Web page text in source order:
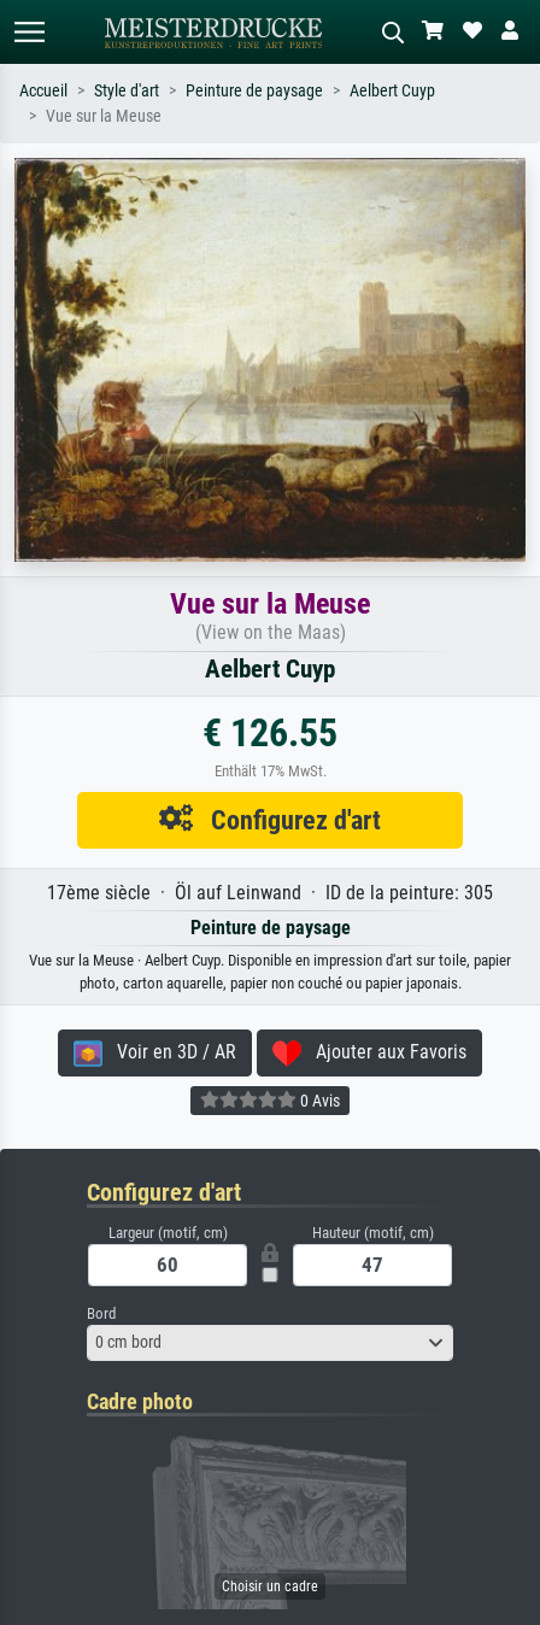
Recherchez par artiste, titre ou style –
ex. Monet, Nuit étoilée,
impressionnisme, vague de Hokusai,
nu.
Décrivez la scène – ex. prairie verte,
abstrait avec beaucoup de rouge,
tableau sombre, nu debout près d'un
Accueil Style d'art Peinture de paysage
Aelbert Cuyp
Vue sur la Meuse
Vue sur la Meuse
(View on the Maas)
Aelbert Cuyp
€ 126.55
Enthält 17% MwSt.
Configurez d'art
17ème siècle · Öl auf Leinwand · ID de la peinture: 305
Peinture de paysage
Vue sur la Meuse · Aelbert Cuyp. Disponible en impression d'art sur toile, papier
photo, carton aquarelle, papier non couché ou papier japonais.
Voir en 3D / AR Ajouter aux Favoris
0 Avis
Configurez d'art
Largeur (motif, cm) Hauteur (motif, cm)
Bord
0 cm bord
Cadre photo